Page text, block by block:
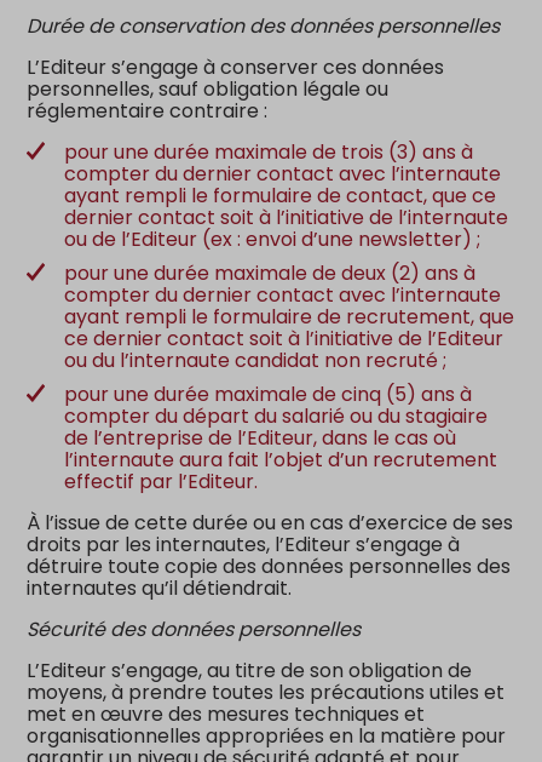
Durée de conservation des données personnelles
L’Editeur s’engage à conserver ces données
personnelles, sauf obligation légale ou
réglementaire contraire :
pour une durée maximale de trois (3) ans à
compter du dernier contact avec l’internaute
ayant rempli le formulaire de contact, que ce
dernier contact soit à l’initiative de l’internaute
ou de l’Editeur (ex : envoi d’une newsletter) ;
pour une durée maximale de deux (2) ans à
compter du dernier contact avec l’internaute
ayant rempli le formulaire de recrutement, que
ce dernier contact soit à l’initiative de l’Editeur
ou du l’internaute candidat non recruté ;
pour une durée maximale de cinq (5) ans à
compter du départ du salarié ou du stagiaire
de l’entreprise de l’Editeur, dans le cas où
l’internaute aura fait l’objet d’un recrutement
effectif par l’Editeur.
À l’issue de cette durée ou en cas d’exercice de ses
droits par les internautes, l’Editeur s’engage à
détruire toute copie des données personnelles des
internautes qu’il détiendrait.
Sécurité des données personnelles
L’Editeur s’engage, au titre de son obligation de
moyens, à prendre toutes les précautions utiles et
met en œuvre des mesures techniques et
organisationnelles appropriées en la matière pour